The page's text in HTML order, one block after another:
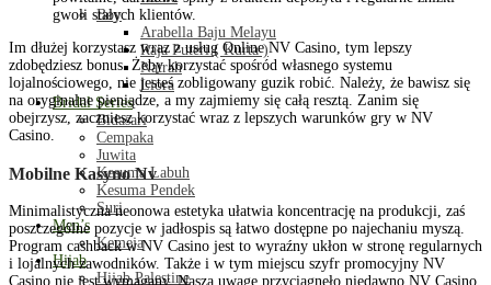
Boy
Arabella Baju Melayu
Raja Puteri ( Kurta )
Natrah
Liora
Bridal Series
Bidasari
Cempaka
Juwita
Kesuma Labuh
Kesuma Pendek
Suri
Men’s
Kemeja
Hijab
Hijab Palestine
gwoli stałych klientów.
Im dłużej korzystasz wraz z usług Online NV Casino, tym lepszy
zdobędziesz bonus. Żeby korzystać spośród własnego systemu
lojalnościowego, nie jesteś zobligowany guzik robić. Należy, że bawisz się
na oryginalne pieniądze, a my zajmiemy się całą resztą. Zanim się
obejrzysz, zaczniesz korzystać wraz z lepszych warunków gry w NV
Casino.
Mobilne Kasyno Nv
Minimalistyczna neonowa estetyka ułatwia koncentrację na produkcji, zaś
poszczególne pozycje w jadłospis są łatwo dostępne po najechaniu myszą.
Program cashback w NV Casino jest to wyraźny ukłon w stronę regularnych
i lojalnych zawodników. Także i w tym miejscu szyfr promocyjny NV
Casino nie jest wymagany. Naszą uwage przyciągnęło niedawno NV Casino,